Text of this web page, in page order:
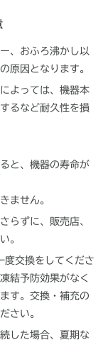
、おふろ沸かし以
原因となります。
よっては、機器本
るなど耐久性を損
と、機器の寿命が
ません。
らずに、販売店、
。
交換をしてくださ
結予防効果がなく
す。交換・補充の
さい。
した場合、夏期な